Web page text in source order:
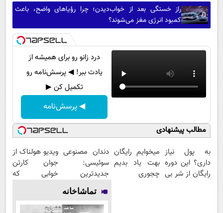
راز خستگی بعد از خواب‌دیدن؛ چرا رؤیاهای واضح، باعث
کمبود انرژی مغز می‌شوند؟
درد زانو رو برای همیشه از
یادت ببر! ◀ پرسش‌نامه رو
تکمیل کن ▶
◀ پرسش‌نامه
مطالب پیشنهادی
به پول نیاز
داری؟ این دوره
رایگان از شر بی
میخوایم رایگان
بهت یاد بدیم
چجوری
دندان مصنوعی
سوئیسی:
جدیدترین
فناوری اروپا،
سبک و مقاوم |
پرداخت قسطی
ویدیو هولناک از
جوان کارتن
خوابی که
تماشاخانه